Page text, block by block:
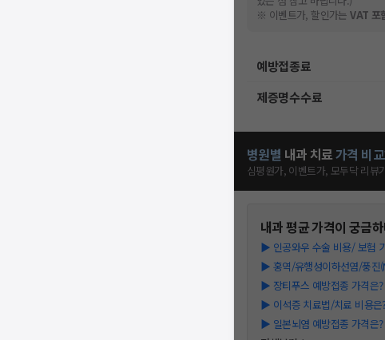
※ 이벤트가, 할인가는VAT 포
예방접종료
제증명수수료
병원별 내과 치료가격 비
심평원가, 이벤트가, 모두닥 리뷰
내과평균 가격이 궁금
▶ 인공와우 수술 비용/ 보험
▶ 홍역/유행성이하선염/풍진
▶ 장티푸스 예방접종 가격은
▶ 이석증 치료법/치료 비용은
▶ 일본뇌염 예방접종 가격은